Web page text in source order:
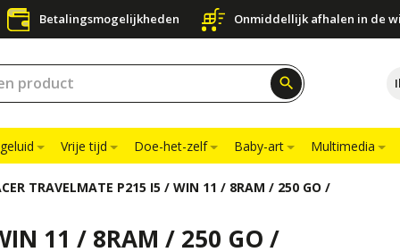
Betalingsmogelijkheden Onmiddellijk afhalen in de
search
Vrije tijd Doe-het-zelf Baby-art Multimedia
TRAVELMATE P215 I5 / WIN 11 / 8RAM / 250 GO /
11 / 8RAM / 250 GO /